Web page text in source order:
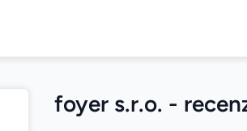
foyer s.r.o. -